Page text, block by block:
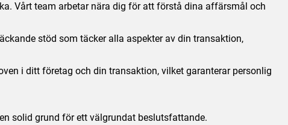
Vårt team arbetar nära dig för att förstå dina affärsmål och
stöd som täcker alla aspekter av din transaktion,
i ditt företag och din transaktion, vilket garanterar personlig
solid grund för ett välgrundat beslutsfattande.